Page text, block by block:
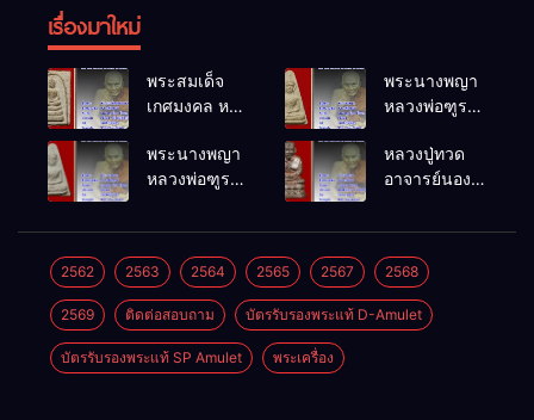
เรื่องมาใหม่
พระสมเด็จ
เกศมงคล หล
โพธิ์นิมิตร
พ.ศ.2512
พระนางพญา
หลวงพ่อฑูรย์
พ.ศ.2512
พระนางพญา
หลวงพ่อฑูรย์
พ.ศ.2512
หลวงปู่ทวด
อาจารย์นอง
พ.ศ.2541
2562 2563 2564 2565 2567 2568
2569 ติดต่อสอบถาม บัตรรับรองพระแท้ D-Amulet
บัตรรับรองพระแท้ SP Amulet พระเครื่อง